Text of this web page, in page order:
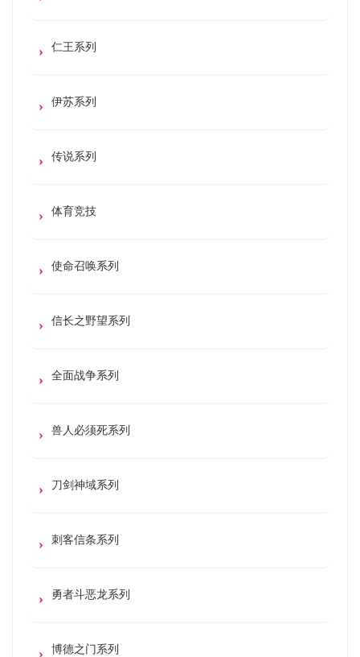
仁王系列
伊苏系列
传说系列
体育竞技
使命召唤系列
信长之野望系列
全面战争系列
兽人必须死系列
刀剑神域系列
刺客信条系列
勇者斗恶龙系列
博德之门系列